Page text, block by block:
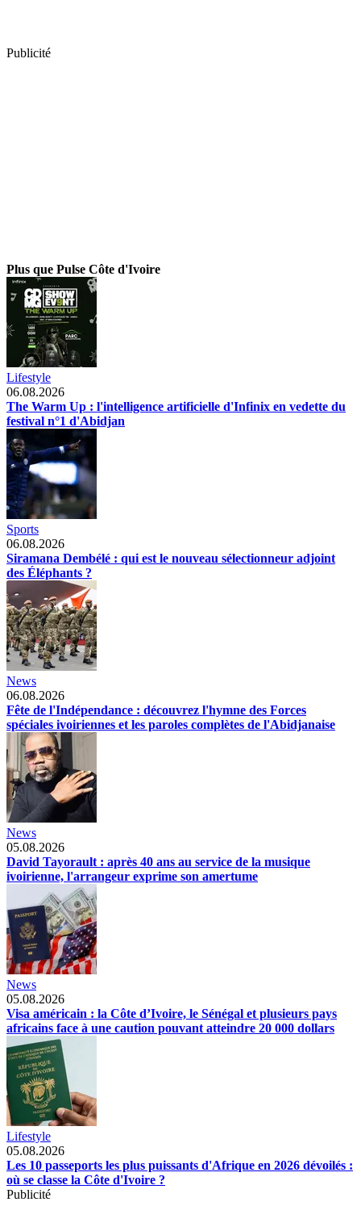
Publicité
Plus que Pulse Côte d'Ivoire
Lifestyle
06.08.2026
The Warm Up : l'intelligence artificielle d'Infinix en vedette du
festival n°1 d'Abidjan
Sports
06.08.2026
Siramana Dembélé : qui est le nouveau sélectionneur adjoint
des Éléphants ?
News
06.08.2026
Fête de l'Indépendance : découvrez l'hymne des Forces
spéciales ivoiriennes et les paroles complètes de l'Abidjanaise
News
05.08.2026
David Tayorault : après 40 ans au service de la musique
ivoirienne, l'arrangeur exprime son amertume
News
05.08.2026
Visa américain : la Côte d’Ivoire, le Sénégal et plusieurs pays
africains face à une caution pouvant atteindre 20 000 dollars
Lifestyle
05.08.2026
Les 10 passeports les plus puissants d'Afrique en 2026 dévoilés :
où se classe la Côte d'Ivoire ?
Publicité